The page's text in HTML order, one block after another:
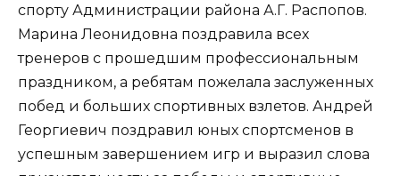
спорту Администрации района А.Г. Распопов.
Марина Леонидовна поздравила всех
тренеров с прошедшим профессиональным
праздником, а ребятам пожелала заслуженных
побед и больших спортивных взлетов. Андрей
Георгиевич поздравил юных спортсменов в
успешным завершением игр и выразил слова